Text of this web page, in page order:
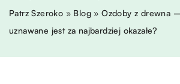
Patrz Szeroko » Blog »Ozdoby z drewna
uznawane jest za najbardziej okazałe?